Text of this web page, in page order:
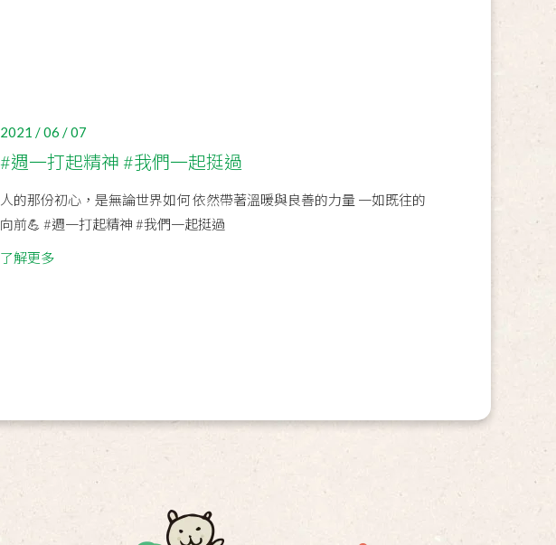
2021 / 06 / 07
#週一打起精神 #我們一起挺過
人的那份初心，是無論世界如何 依然帶著溫暖與良善的力量 一如既往的
向前💪 #週一打起精神 #我們一起挺過
了解更多